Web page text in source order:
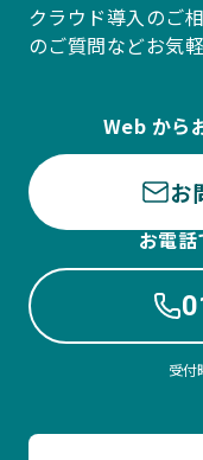
クラウド導入のご
のご質問などお気
Web から
お
お電
受